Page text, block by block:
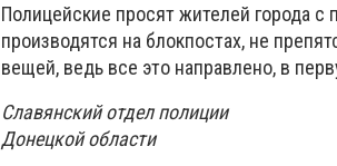
Полицейские просят жителей города
производятся на блокпостах, не
вещей, ведь все это направлено, в
Славянский отдел полиции
Донецкой области